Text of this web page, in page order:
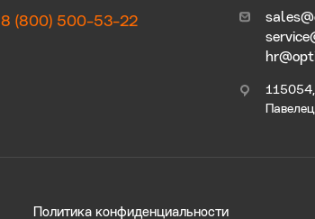
8 (800) 500-53-22
115054,
Политика конфиденциальности